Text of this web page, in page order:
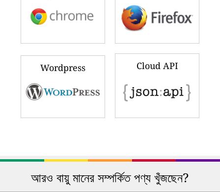
Wordpress Cloud API
আরও বায়ু মানের সম্পর্কিত পণ্য খুঁজছেন?